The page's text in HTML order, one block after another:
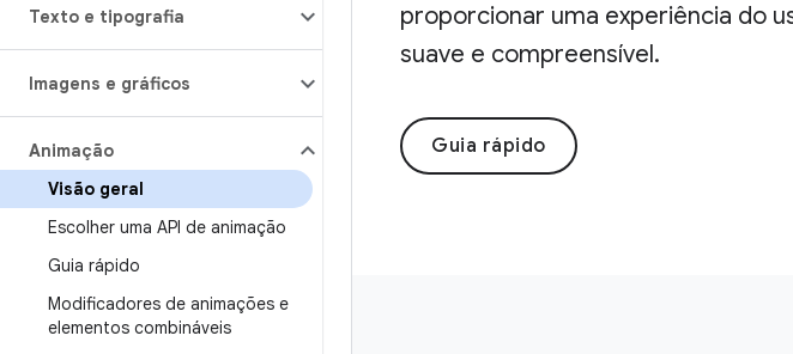
Texto e tipografia
Imagens e gráficos
Animação
Visão geral
Escolher uma API de animação
Guia rápido
Modificadores de animações e
elementos combináveis
proporcionar uma experiência do
suave e compreensível.
Guia rápido